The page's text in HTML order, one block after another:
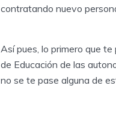
contratando nuevo
Así pues, lo primero que
de Educación de las
no se te pase alguna de